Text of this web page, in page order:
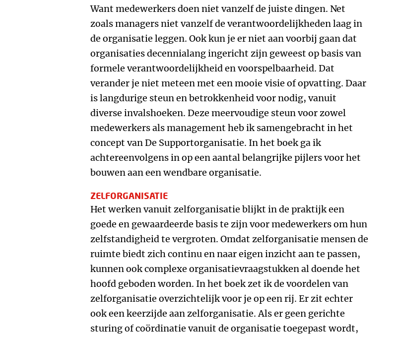
Want medewerkers doen niet vanzelf de juiste dingen. Net
zoals managers niet vanzelf de verantwoordelijkheden laag in
de organisatie leggen. Ook kun je er niet aan voorbij gaan dat
organisaties decennialang ingericht zijn geweest op basis van
formele verantwoordelijkheid en voorspelbaarheid. Dat
verander je niet meteen met een mooie visie of opvatting. Daar
is langdurige steun en betrokkenheid voor nodig, vanuit
diverse invalshoeken. Deze meervoudige steun voor zowel
medewerkers als management heb ik samengebracht in het
concept van De Supportorganisatie. In het boek ga ik
achtereenvolgens in op een aantal belangrijke pijlers voor het
bouwen aan een wendbare organisatie.
ZELFORGANISATIE
Het werken vanuit zelforganisatie blijkt in de praktijk een
goede en gewaardeerde basis te zijn voor medewerkers om hun
zelfstandigheid te vergroten. Omdat zelforganisatie mensen de
ruimte biedt zich continu en naar eigen inzicht aan te passen,
kunnen ook complexe organisatievraagstukken al doende het
hoofd geboden worden. In het boek zet ik de voordelen van
zelforganisatie overzichtelijk voor je op een rij. Er zit echter
ook een keerzijde aan zelforganisatie. Als er geen gerichte
sturing of coördinatie vanuit de organisatie toegepast wordt,